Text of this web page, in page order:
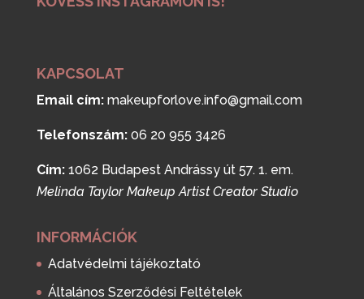
KAPCSOLAT
Email cím:makeupforlove.info@gmail.com
Telefonszám:06 20 955 3426
Cím:1062 Budapest Andrássy út 57. 1. em.
Melinda Taylor Makeup Artist Creator Studio
INFORMÁCIÓK
Adatvédelmi tájékoztató
Általános Szerződési Feltételek